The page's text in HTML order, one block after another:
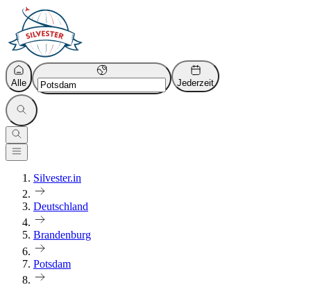
Alle Jederzeit
Silvester.in
Deutschland
Brandenburg
Potsdam